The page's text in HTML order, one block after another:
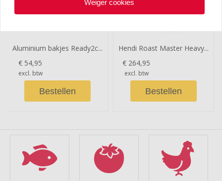
Aluminium bakjes Ready2c...
€ 54,95
excl. btw
Bestellen
Hendi Roast Master Heavy...
€ 264,95
excl. btw
Bestellen
Weiger cookies